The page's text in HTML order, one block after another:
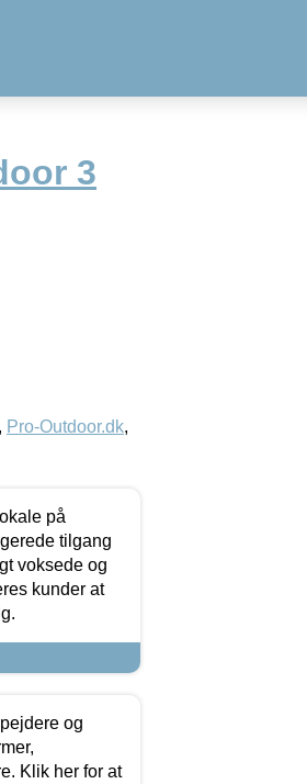
3
, Pro-Outdoor.dk,
på
tilgang
voksede og
kunder at
og
Klik her for at